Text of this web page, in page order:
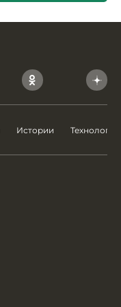
Истории Технологии